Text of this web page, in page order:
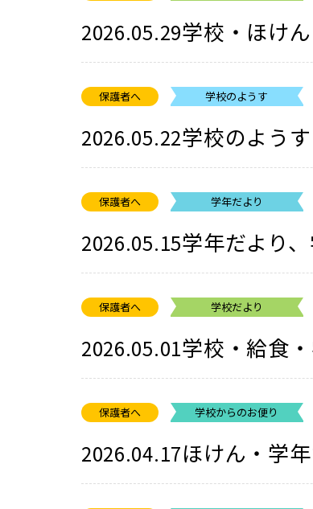
2026.05.29学校・ほけ
保護者へ 学校のようす
2026.05.22学校のよう
保護者へ 学年だより
2026.05.15学年だより
保護者へ 学校だより
2026.05.01学校・給食
保護者へ 学校からのお便り
2026.04.17ほけん・学